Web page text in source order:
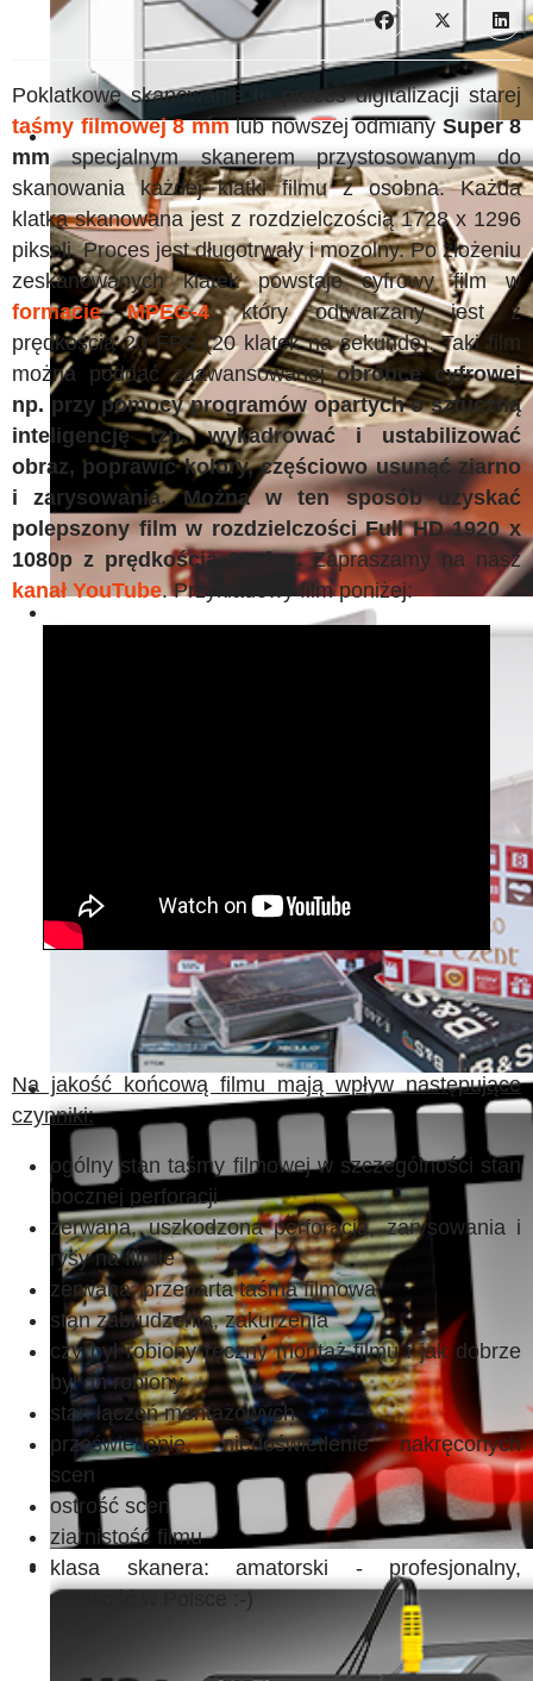
Poklatkowe skanowanie to proces digitalizacji starej
taśmy filmowej 8 mmlub nowszej odmiany Super 8
mmspecjalnym skanerem przystosowanym do
skanowania każdej klatki filmu z osobna. Każda
klatka skanowana jest z rozdzielczością 1728 x 1296
pikseli. Proces jest długotrwały i mozolny. Po złożeniu
zeskanowanych klatek powstaje cyfrowy film w
formacie MPEG-4, który odtwarzany jest z
prędkością 20 FPS (20 klatek na sekundę). Taki film
można poddać zaawansowanejobróbce cyfrowej
np. przy pomocy programów opartych o sztuczną
inteligencję tzn. wykadrować i ustabilizować
obraz, poprawić kolory, częściowo usunąć ziarno
i zarysowania. Można w ten sposób uzyskać
polepszony film w rozdzielczości Full HD 1920 x
1080p z prędkością 25 fps.Zapraszamy na nasz
kanał YouTube. Przykładowy film poniżej:
Na jakość końcową filmu mają wpływ następujące
czynniki:
ogólny stan taśmy filmowej w szczególności stan
bocznej perforacji
zerwana, uszkodzona perforacja, zarysowania i
rysy na filmie
zerwana, przedarta taśma filmowa
stan zabrudzenia, zakurzenia
czy był robiony ręczny montaż filmu i jak dobrze
był on robiony
stan łączeń montażowych
prześwietlenie, niedoświetlenie nakręconych
scen
ostrość scen
ziarnistość filmu
klasa skanera: amatorski - profesjonalny,
rzadkość w Polsce :-)